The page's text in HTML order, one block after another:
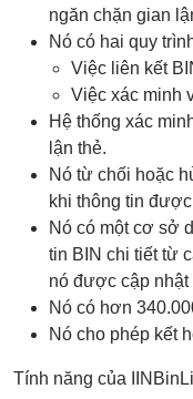
ngăn chặn gian
Nó có hai quy
Việc liên kết
Việc xác minh
Hệ thống xác
lận thẻ.
Nó từ chối hoặc
khi thông tin
Nó có một cơ sở
tin BIN chi tiết từ
nó được cập
Nó có hơn
Nó cho phép kết
Tính năng của